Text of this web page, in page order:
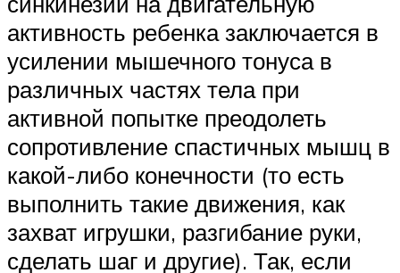
активность ребенка заключается в
усилении мышечного тонуса в
различных частях тела при
активной попытке преодолеть
сопротивление спастичных мышц в
какой-либо конечности (то есть
выполнить такие движения, как
захват игрушки, разгибание руки,
сделать шаг и другие). Так, если